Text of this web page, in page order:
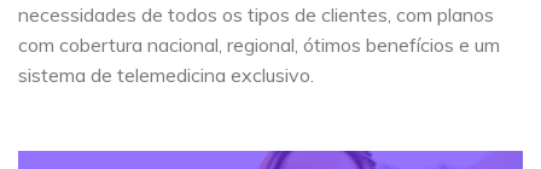
necessidades de todos os tipos de clientes, com planos
com cobertura nacional, regional, ótimos benefícios e um
sistema de telemedicina exclusivo.